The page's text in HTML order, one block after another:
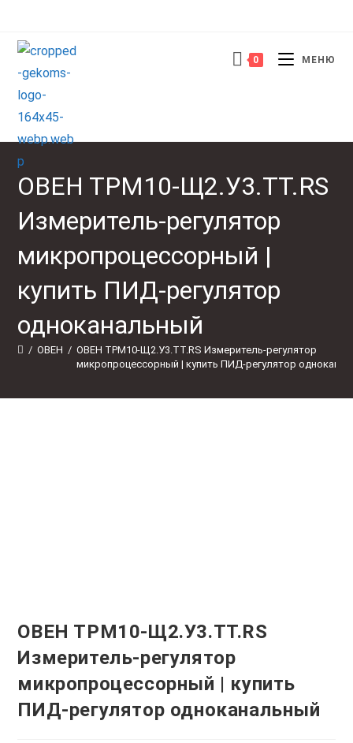
содержимому
0 МЕНЮ
ОВЕН ТРМ10-Щ2.У3.ТТ.RS
Измеритель-регулятор
микропроцессорный |
купить ПИД-регулятор
одноканальный
/ ОВЕН / ОВЕН ТРМ10-Щ2.У3.ТТ.RS Измеритель-регулятор
микропроцессорный | купить ПИД-регулятор
ОВЕН ТРМ10-Щ2.У3.ТТ.RS
Измеритель-регулятор
микропроцессорный | купить
ПИД-регулятор одноканальный